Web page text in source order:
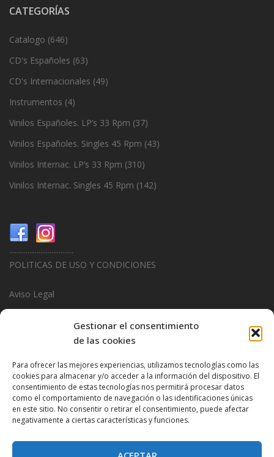
Gestionar el consentimiento
de las cookies
Para ofrecer las mejores experiencias, utilizamos tecnologías como las
cookies para almacenar y/o acceder a la información del dispositivo. El
consentimiento de estas tecnologías nos permitirá procesar datos
como el comportamiento de navegación o las identificaciones únicas
en este sitio. No consentir o retirar el consentimiento, puede afectar
negativamente a ciertas características y funciones.
CATEGORÍAS
Catalogo (646)
CD's Españoles (63)
CD's Internacionales (49)
Instrumentos (4)
Vinilos Españoles. LP’s 33 Rpm (37)
Vinilos Españoles. Singles 45 Rpm (43)
Vinilos Internac. LP’s 33 Rpm (310)
Vinilos Internac. Singles 45 Rpm (142)
...................................
POLITICAS DE USO Y CONDICIONES
Aviso Legal
Politica de Privacidad
...................................
Design & Promotions ByHitred.com